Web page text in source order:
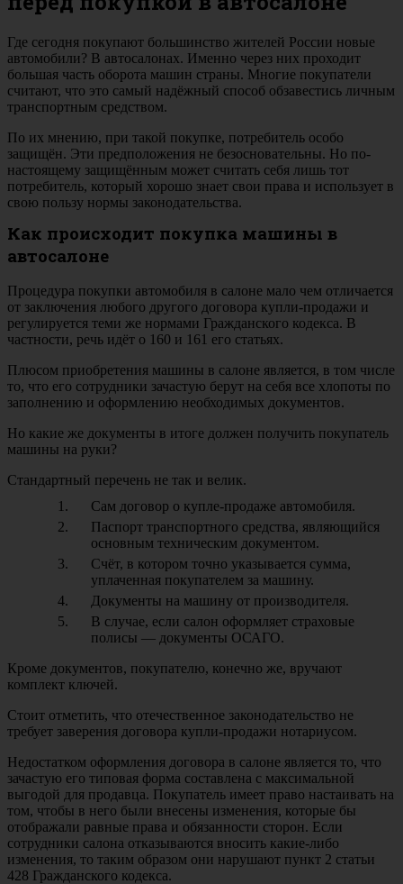
Где сегодня покупают большинство жителей России новые
автомобили? В автосалонах. Именно через них проходит
большая часть оборота машин страны. Многие покупатели
считают, что это самый надёжный способ обзавестись личным
транспортным средством.
По их мнению, при такой покупке, потребитель особо
защищён. Эти предположения не безосновательны. Но по-
настоящему защищённым может считать себя лишь тот
потребитель, который хорошо знает свои права и использует в
свою пользу нормы законодательства.
Как происходит покупка машины в
автосалоне
Процедура покупки автомобиля в салоне мало чем отличается
от заключения любого другого договора купли-продажи и
регулируется теми же нормами Гражданского кодекса. В
частности, речь идёт о 160 и 161 его статьях.
Плюсом приобретения машины в салоне является, в том числе
то, что его сотрудники зачастую берут на себя все хлопоты по
заполнению и оформлению необходимых документов.
Но какие же документы в итоге должен получить покупатель
машины на руки?
Стандартный перечень не так и велик.
Сам договор о купле-продаже автомобиля.
Паспорт транспортного средства, являющийся
основным техническим документом.
Счёт, в котором точно указывается сумма,
уплаченная покупателем за машину.
Документы на машину от производителя.
В случае, если салон оформляет страховые
полисы — документы ОСАГО.
Кроме документов, покупателю, конечно же, вручают
комплект ключей.
Стоит отметить, что отечественное законодательство не
требует заверения договора купли-продажи нотариусом.
Недостатком оформления договора в салоне является то, что
зачастую его типовая форма составлена с максимальной
выгодой для продавца. Покупатель имеет право настаивать на
том, чтобы в него были внесены изменения, которые бы
отображали равные права и обязанности сторон. Если
сотрудники салона отказываются вносить какие-либо
изменения, то таким образом они нарушают пункт 2 статьи
428 Гражданского кодекса.